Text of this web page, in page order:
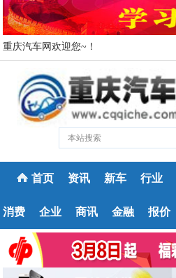
重庆汽车网欢迎您~！
首页 资讯 新车 行业
消费 企业 商讯 金融 报价